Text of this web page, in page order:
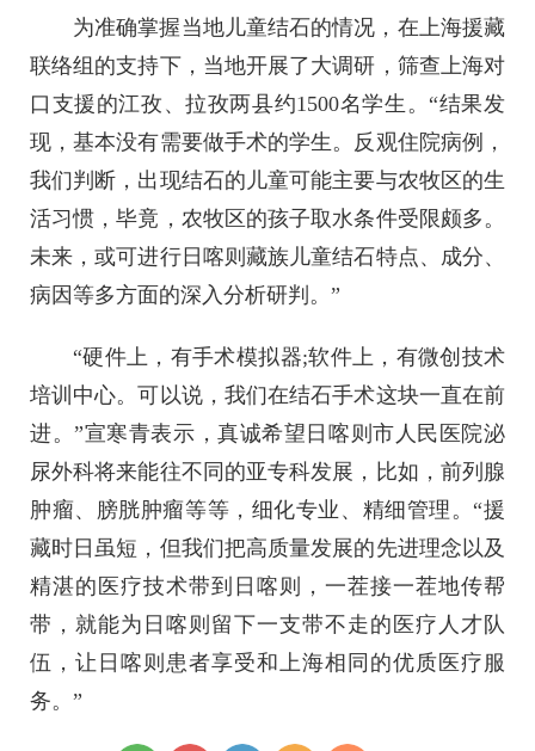
为准确掌握当地儿童结石的情况，在上海援藏
联络组的支持下，当地开展了大调研，筛查上海对
口支援的江孜、拉孜两县约1500名学生。“结果发
现，基本没有需要做手术的学生。反观住院病例，
我们判断，出现结石的儿童可能主要与农牧区的生
活习惯，毕竟，农牧区的孩子取水条件受限颇多。
未来，或可进行日喀则藏族儿童结石特点、成分、
病因等多方面的深入分析研判。”
“硬件上，有手术模拟器;软件上，有微创技术
培训中心。可以说，我们在结石手术这块一直在前
进。”宣寒青表示，真诚希望日喀则市人民医院泌
尿外科将来能往不同的亚专科发展，比如，前列腺
肿瘤、膀胱肿瘤等等，细化专业、精细管理。“援
藏时日虽短，但我们把高质量发展的先进理念以及
精湛的医疗技术带到日喀则，一茬接一茬地传帮
带，就能为日喀则留下一支带不走的医疗人才队
伍，让日喀则患者享受和上海相同的优质医疗服
务。”